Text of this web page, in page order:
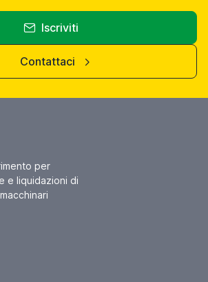
Iscriviti
Contattaci
per
e liquidazioni di